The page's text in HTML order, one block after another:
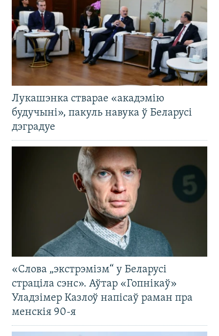
Лукашэнка стварае «акадэмію
будучыні», пакуль навука ў Беларусі
дэградуе
«Слова „экстрэмізм“ у Беларусі
страціла сэнс». Аўтар «Гопнікаў»
Уладзімер Казлоў напісаў раман пра
менскія 90-я